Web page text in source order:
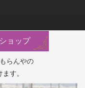
ョップ
らんやの
す。